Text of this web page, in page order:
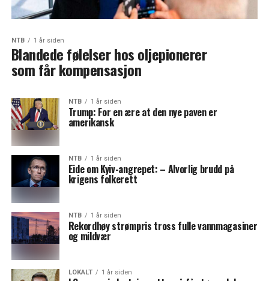
NTB 1 år siden
Blandede følelser hos oljepionerer
som får kompensasjon
NTB 1 år siden
Trump: For en ære at den nye paven er
amerikansk
NTB 1 år siden
Eide om Kyiv-angrepet: – Alvorlig brudd på
krigens folkerett
NTB 1 år siden
Rekordhøy strømpris tross fulle vannmagasiner
og mildvær
LOKALT 1 år siden